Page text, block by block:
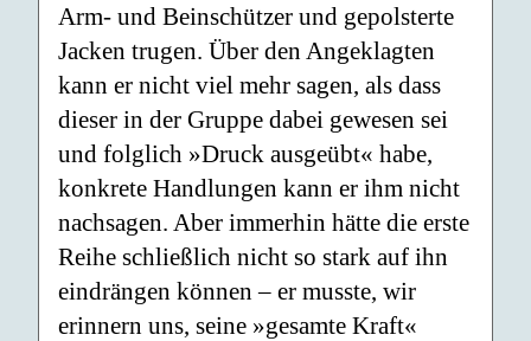
Arm- und Beinschützer und gepolsterte
Jacken trugen. Über den Angeklagten
kann er nicht viel mehr sagen, als dass
dieser in der Gruppe dabei gewesen sei
und folglich »Druck ausgeübt« habe,
konkrete Handlungen kann er ihm nicht
nachsagen. Aber immerhin hätte die erste
Reihe schließlich nicht so stark auf ihn
eindrängen können – er musste, wir
erinnern uns, seine »gesamte Kraft«